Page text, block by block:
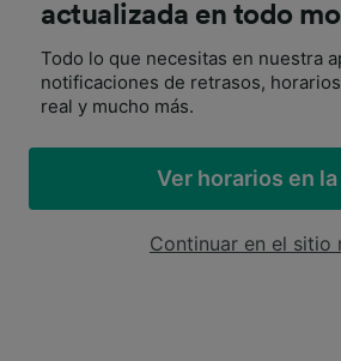
actualizada en todo
Todo lo que necesitas en nuestra
notificaciones de retrasos,
real y mucho más.
Ver horarios en la
Continuar en el sitio